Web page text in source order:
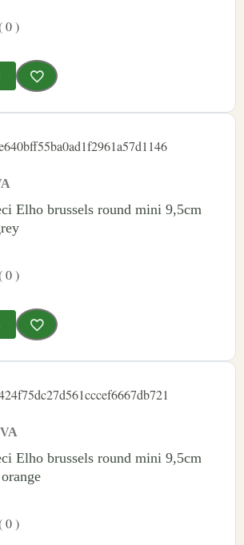
0 )
Elho brussels round mini 9,5cm
0 )
Elho brussels round mini 9,5cm
0 )